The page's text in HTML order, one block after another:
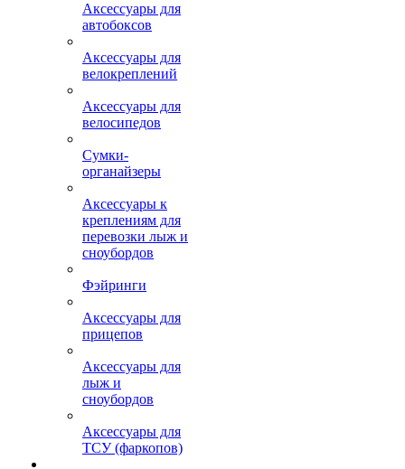
Аксессуары для
автобоксов
Аксессуары для
велокреплений
Аксессуары для
велосипедов
Сумки-
органайзеры
Аксессуары к
креплениям для
перевозки лыж и
сноубордов
Фэйринги
Аксессуары для
прицепов
Аксессуары для
лыж и
сноубордов
Аксессуары для
ТСУ (фаркопов)